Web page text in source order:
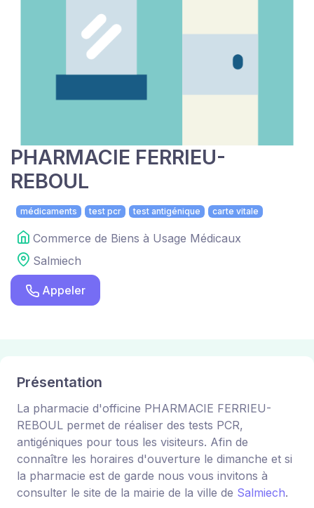
PHARMACIE FERRIEU-
REBOUL
médicaments test pcr test antigénique carte vitale
Commerce de Biens à Usage Médicaux
Salmiech
Appeler
Présentation
La pharmacie d'officine PHARMACIE FERRIEU-
REBOUL permet de réaliser des tests PCR,
antigéniques pour tous les visiteurs. Afin de
connaître les horaires d'ouverture le dimanche et si
la pharmacie est de garde nous vous invitons à
consulter le site de la mairie de la ville de Salmiech.